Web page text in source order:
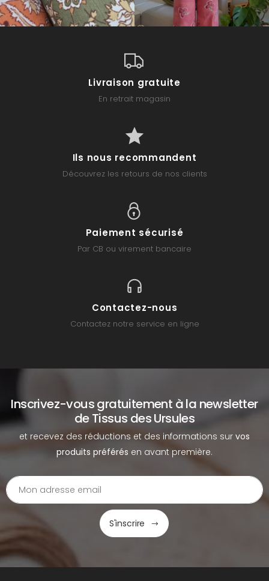
Livraison gratuite
En retrait magasin
Ils nous recommandent
Découvrez les retours de nos clients
Paiement sécurisé
Par CB ou virement bancaire
Contactez-nous
Contactez notre service en ligne
Inscrivez-vous gratuitement à la newsletter
de Tissus des Ursules
et recevez des réductions et des informations sur vos
produits préférés en avant première.
S'inscrire